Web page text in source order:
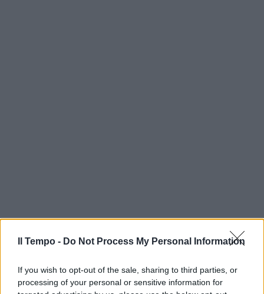
Il Tempo - Do Not Process My Personal Information
If you wish to opt-out of the sale, sharing to third parties, or
processing of your personal or sensitive information for